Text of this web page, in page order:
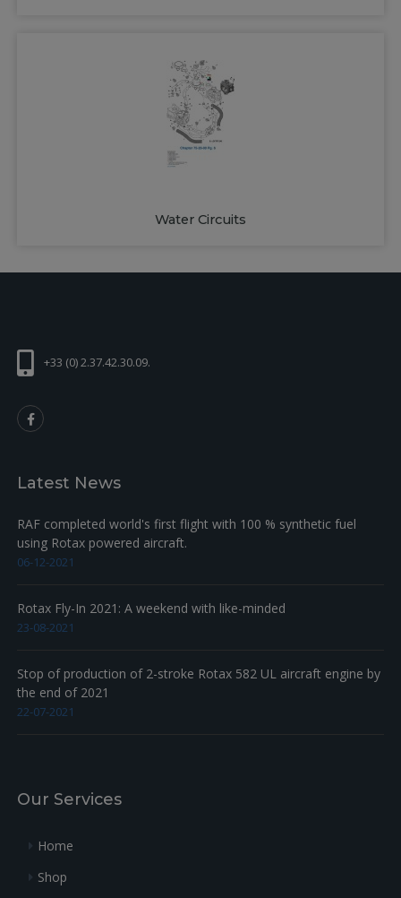
Water Circuits
+33 (0) 2.37.42.30.09.
Latest News
RAF completed world's first flight with 100 % synthetic fuel
using Rotax powered aircraft.
06-12-2021
Rotax Fly-In 2021: A weekend with like-minded
23-08-2021
Stop of production of 2-stroke Rotax 582 UL aircraft engine by
the end of 2021
22-07-2021
Our Services
Home
Shop